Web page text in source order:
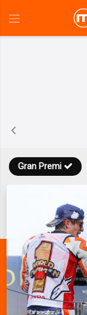
Gran Premi